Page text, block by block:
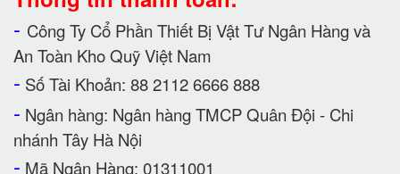
- Công Ty Cổ Phần Thiết Bị Vật Tư Ngân Hàng và
An Toàn Kho Quỹ Việt Nam
- Số Tài Khoản: 88 2112 6666 888
- Ngân hàng: Ngân hàng TMCP Quân Đội - Chi
nhánh Tây Hà Nội
- Mã Ngân Hàng: 01311001